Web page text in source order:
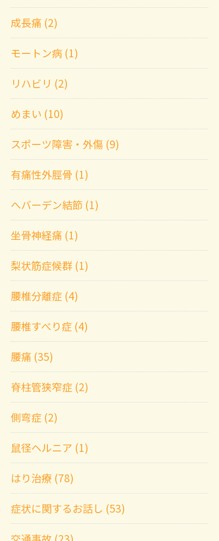
成長痛 (2)
モートン病 (1)
リハビリ (2)
めまい (10)
スポーツ障害・外傷 (9)
有痛性外脛骨 (1)
へバーデン結節 (1)
坐骨神経痛 (1)
梨状筋症候群 (1)
腰椎分離症 (4)
腰椎すべり症 (4)
腰痛 (35)
脊柱管狭窄症 (2)
側弯症 (2)
鼠径ヘルニア (1)
はり治療 (78)
症状に関するお話し (53)